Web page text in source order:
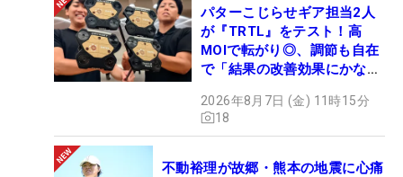
パターこじらせギア担当2人
が『TRTL』をテスト！高
MOIで転がり◎、調節も自在
で「結果の改善効果にかなり
2026年8月7日 (金) 11時15分
18
不動裕理が故郷・熊本の地震に心痛